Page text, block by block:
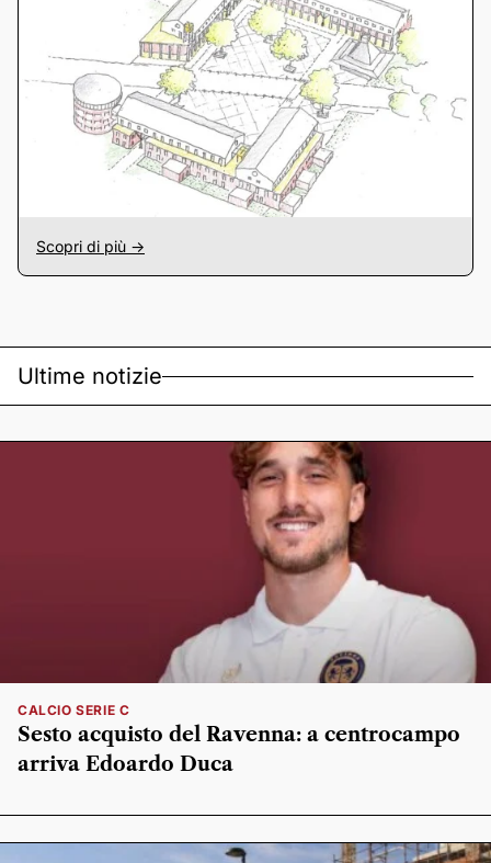
Scopri di più ->
Ultime notizie
CALCIO SERIE C
Sesto acquisto del Ravenna: a centrocampo
arriva Edoardo Duca